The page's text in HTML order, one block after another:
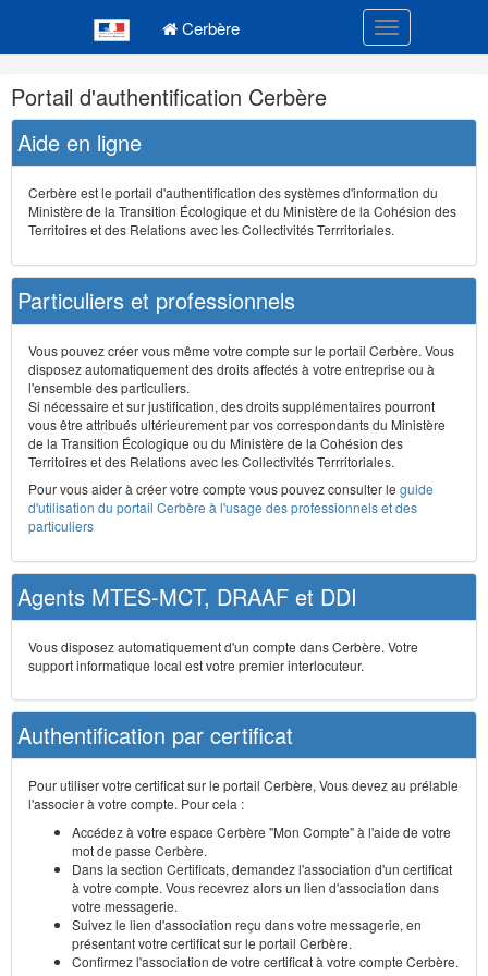
Cerbère Toggle
Navigation
et
outils
annexes
Portail d'authentification Cerbère
Aide en ligne
Cerbère est le portail d'authentification des systèmes d'information du
Ministère de la Transition Écologique et du Ministère de la Cohésion des
Territoires et des Relations avec les Collectivités Terrritoriales.
Particuliers et professionnels
Vous pouvez créer vous même votre compte sur le portail Cerbère. Vous
disposez automatiquement des droits affectés à votre entreprise ou à
l'ensemble des particuliers.
Si nécessaire et sur justification, des droits supplémentaires pourront
vous être attribués ultérieurement par vos correspondants du Ministère
de la Transition Écologique ou du Ministère de la Cohésion des
Territoires et des Relations avec les Collectivités Terrritoriales.
Pour vous aider à créer votre compte vous pouvez consulter le guide
d'utilisation du portail Cerbère à l'usage des professionnels et des
particuliers
Agents MTES-MCT, DRAAF et DDI
Vous disposez automatiquement d'un compte dans Cerbère. Votre
support informatique local est votre premier interlocuteur.
Authentification par certificat
Pour utiliser votre certificat sur le portail Cerbère, Vous devez au prélable
l'associer à votre compte. Pour cela :
Accédez à votre espace Cerbère "Mon Compte" à l'aide de votre
mot de passe Cerbère.
Dans la section Certificats, demandez l'association d'un certificat
à votre compte. Vous recevrez alors un lien d'association dans
votre messagerie.
Suivez le lien d'association reçu dans votre messagerie, en
présentant votre certificat sur le portail Cerbère.
Confirmez l'association de votre certificat à votre compte Cerbère.